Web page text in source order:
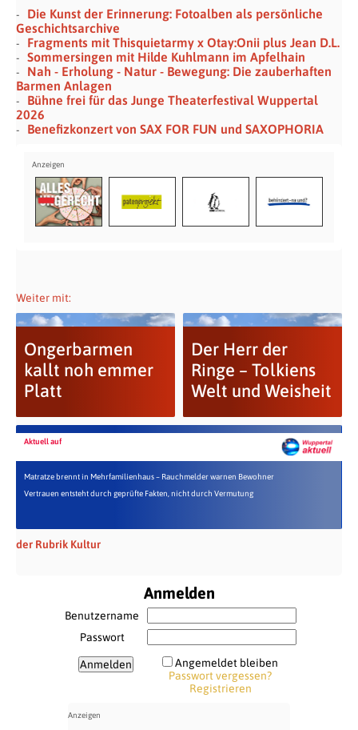
Die Kunst der Erinnerung: Fotoalben als persönliche
Geschichtsarchive
Fragments mit Thisquietarmy x Otay:Onii plus Jean D.L.
Sommersingen mit Hilde Kuhlmann im Apfelhain
Nah - Erholung - Natur - Bewegung: Die zauberhaften
Barmen Anlagen
Bühne frei für das Junge Theaterfestival Wuppertal
2026
Benefizkonzert von SAX FOR FUN und SAXOPHORIA
Weiter mit:
Ongerbarmen
kallt noh emmer
Platt
Der Herr der
Ringe – Tolkiens
Welt und Weisheit
Aktuell auf
Matratze brennt in Mehrfamilienhaus – Rauchmelder warnen Bewohner
Vertrauen entsteht durch geprüfte Fakten, nicht durch Vermutung
der Rubrik Kultur
Anmelden
Benutzername
Passwort
Angemeldet bleiben
Passwort vergessen?
Registrieren